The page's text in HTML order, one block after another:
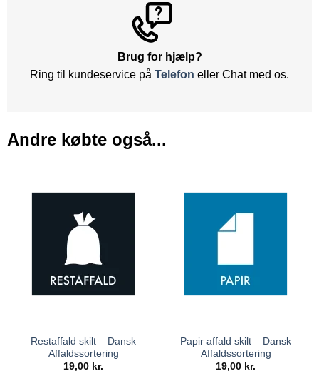
Brug for hjælp?
Ring til kundeservice på Telefon eller Chat med os.
Andre købte også...
Restaffald skilt – Dansk
Affaldssortering
19,00 kr.
Papir affald skilt – Dansk
Affaldssortering
19,00 kr.